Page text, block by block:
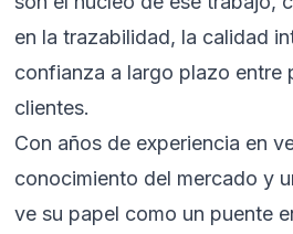
en la trazabilidad, la calidad
confianza a largo plazo entre
clientes.
Con años de experiencia en
conocimiento del mercado y
ve su papel como un puente